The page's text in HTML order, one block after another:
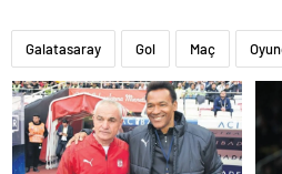
Galatasaray Gol Maç